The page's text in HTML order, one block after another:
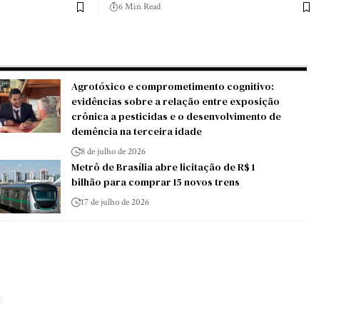
6 Min Read
Agrotóxico e comprometimento cognitivo:
evidências sobre a relação entre exposição
crônica a pesticidas e o desenvolvimento de
demência na terceira idade
8 de julho de 2026
Metrô de Brasília abre licitação de R$ 1
bilhão para comprar 15 novos trens
17 de julho de 2026